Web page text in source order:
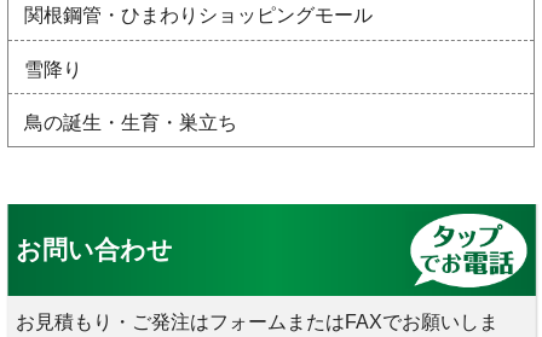
関根鋼管・ひまわりショッピングモール
雪降り
鳥の誕生・生育・巣立ち
お問い合わせ
お見積もり・ご発注はフォームまたはFAXでお願いしま